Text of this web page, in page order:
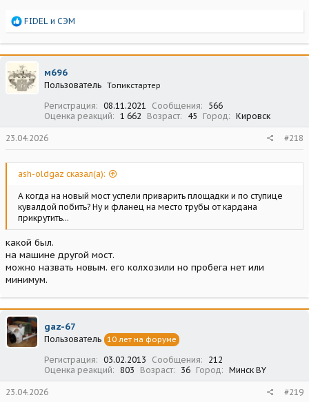
Р
а
к
ц
и
и
FIDEL и СЭМ
м696
Пользователь Топикстартер
Регистрация 08.11.2021 Сообщения
566
Оценка реакций
1 662 Возраст 45 Город Кировск
23.04.2026 #218
ash-oldgaz сказал(а):
А когда на новый мост успели приварить площадки и по ступице
кувалдой побить? Ну и фланец на место трубы от кардана
прикрутить...
какой был.
на машине другой мост.
можно назвать новым. его колхозили но пробега нет или
минимум.
gaz-67
Пользователь 10 лет на форуме
Регистрация 03.02.2013 Сообщения
212
Оценка реакций
803 Возраст 36 Город Минск BY
23.04.2026 #219